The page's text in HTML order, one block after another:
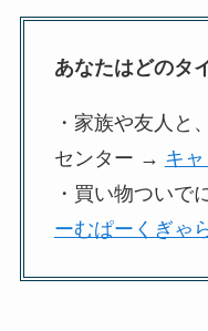
あなたはどのタ
・家族や友人と
センター → キ
・買い物ついで
ーむぱーくぎゃ